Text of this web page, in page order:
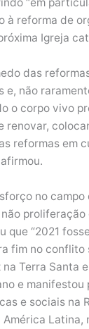
à reforma de
Igreja
das
e, não
o corpo vivo
renovar,
reformas em
no campo
proliferação
que “2021
fim no conflito
na Terra Santa
e manifestou
e sociais na
Latina,